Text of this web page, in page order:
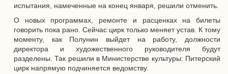
испытания, намеченные на конец января, решили отменить.
О новых программах, ремонте и расценках на билеты
говорить пока рано. Сейчас цирк только меняет устав. К тому
моменту, как Полунин выйдет на работу, должности
директора и художественного руководителя будут
разделены. Так решили в Министерстве культуры: Питерский
цирк напрямую подчиняется ведомству.